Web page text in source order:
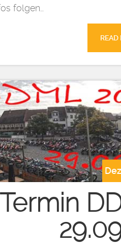
folgen…
READ
Termin